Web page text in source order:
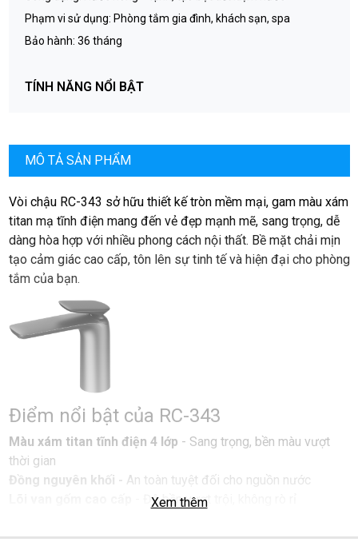
Phạm vi sử dụng: Phòng tắm gia đình, khách sạn, spa
Bảo hành: 36 tháng
TÍNH NĂNG NỔI BẬT
Giải pháp tiết kiệm nước thông minh
Mạ 4 lớp Cu + Ni + Cr + PVD bền bỉ sang trọng
Chất liệu đồng thau tinh khiết
MÔ TẢ SẢN PHẨM
Vòi chậu RC-343 sở hữu thiết kế tròn mềm mại, gam màu xám
titan mạ tĩnh điện mang đến vẻ đẹp mạnh mẽ, sang trọng, dễ
dàng hòa hợp với nhiều phong cách nội thất. Bề mặt chải mịn
tạo cảm giác cao cấp, tôn lên sự tinh tế và hiện đại cho phòng
tắm của bạn.
Điểm nổi bật của RC-343
Màu xám titan tĩnh điện 4 lớp - Sang trọng, bền màu vượt
thời gian
Đồng nguyên khối - An toàn tuyệt đối cho nguồn nước
- Độ bền vượt trội, không rò rỉ
Xem thêm